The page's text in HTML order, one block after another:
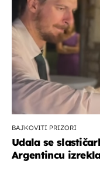
BAJKOVITI PRIZORI
Udala se
Argentincu